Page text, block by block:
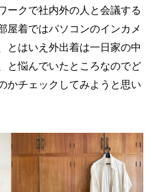
ークで社内外の人と会議する
屋着ではパソコンのインカメ
とはいえ外出着は一日家の中
と悩んでいたところなのでど
かチェックしてみようと思い